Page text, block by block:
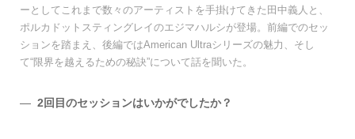
ーとしてこれまで数々のアーティストを手掛けてきた田中義人と、
ポルカドットスティングレイのエジマハルシが登場。前編でのセッ
ションを踏まえ、後編ではAmerican Ultraシリーズの魅力、そし
て“限界を越えるための秘訣”について話を聞いた。
― 2回目のセッションはいかがでしたか？